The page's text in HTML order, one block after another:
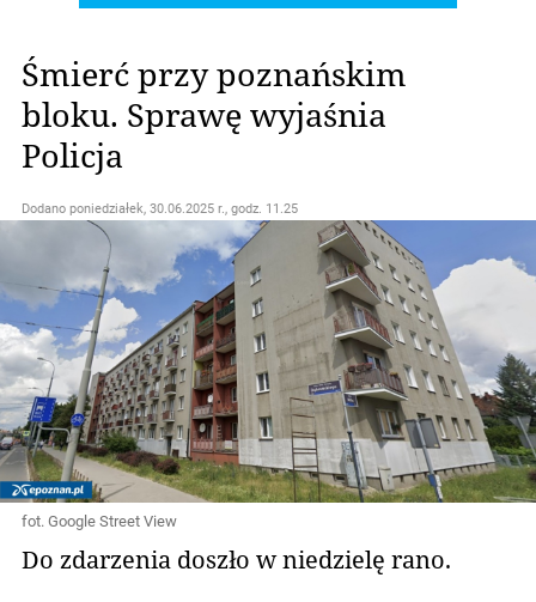
Śmierć przy poznańskim
bloku. Sprawę wyjaśnia
Policja
Dodano poniedziałek, 30.06.2025 r., godz. 11.25
fot. Google Street View
Do zdarzenia doszło w niedzielę rano.